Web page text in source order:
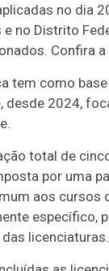
no dia
no Distrito
Confira a
tem como base
desde 2024,
total de
por uma
aos cursos
específico,
licenciaturas.